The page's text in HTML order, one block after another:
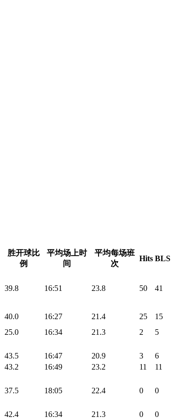
胜开球比
例
平均场上时
间
平均每场班
次
Hits BLS
39.8 16:51 23.8 50
41
40.0 16:27 21.4 25
15
25.0 16:34 21.3 2
5
43.5 16:47 20.9 3
6
43.2 16:49 23.2 11
11
37.5 18:05 22.4 0
0
42.4 16:34 21.3 0
0